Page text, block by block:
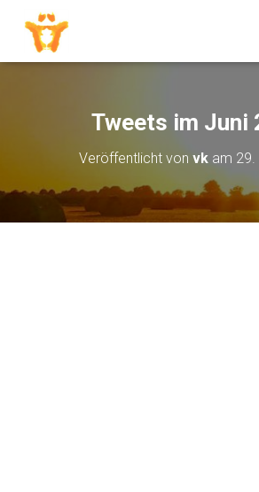
Tweets im Juni
Veröffentlicht von vkam 29.